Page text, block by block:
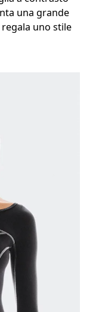
una grande
uno stile